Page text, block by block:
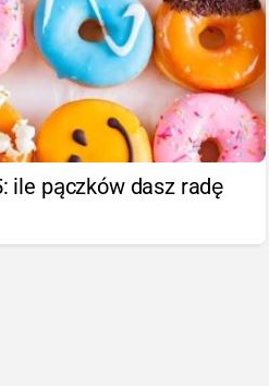
ile pączków dasz radę